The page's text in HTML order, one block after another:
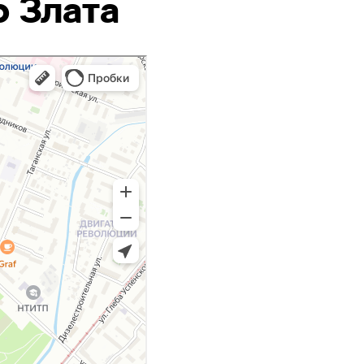
Злата
обслуживание (ТО)